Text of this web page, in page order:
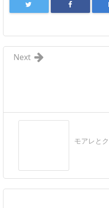
Next
モアレと